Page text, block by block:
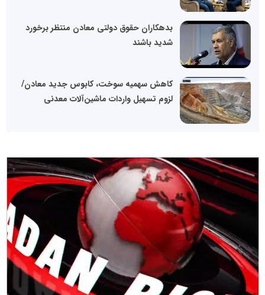
بدهکاران حقوق دولتی معادن منتظر برخورد
شدید باشند
کاهش سهمیه سوخت، کابوس جدید معادن/
لزوم تسهیل واردات ماشین‌آلات معدنی